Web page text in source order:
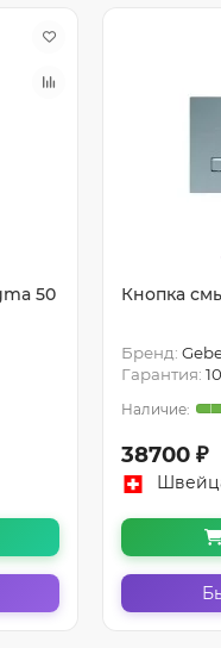
50 Кнопка
Бренд:
Гарантия:
38700 ₽